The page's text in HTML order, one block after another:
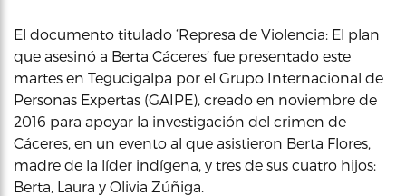
El documento titulado ‘Represa de Violencia: El plan
que asesinó a Berta Cáceres’ fue presentado este
martes en Tegucigalpa por el Grupo Internacional de
Personas Expertas (GAIPE), creado en noviembre de
2016 para apoyar la investigación del crimen de
Cáceres, en un evento al que asistieron Berta Flores,
madre de la líder indígena, y tres de sus cuatro hijos:
Berta, Laura y Olivia Zúñiga.